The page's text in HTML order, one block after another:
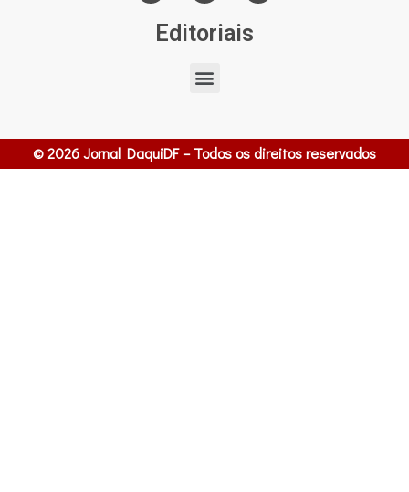
Editoriais
© 2026 Jornal DaquiDF – Todos os direitos reservados